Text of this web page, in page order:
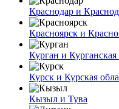
Краснодар и
Красноярск и
Курган и Курганская
Курск и Курская
Кызыл и Тува